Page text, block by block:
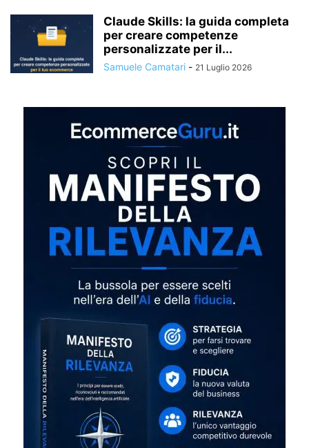
Claude Skills: la guida completa
per creare competenze
personalizzate per il...
Samuele Camatari - 21 Luglio 2026